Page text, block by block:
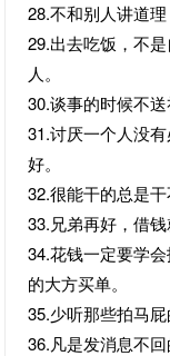
28.不和别人讲道理
29.出去吃饭，不
人。
30.谈事的时候不
31.讨厌一个人没
好。
32.很能干的总是
33.兄弟再好，借钱
34.花钱一定要学
的大方买单。
35.少听那些拍马
36.凡是发消息不